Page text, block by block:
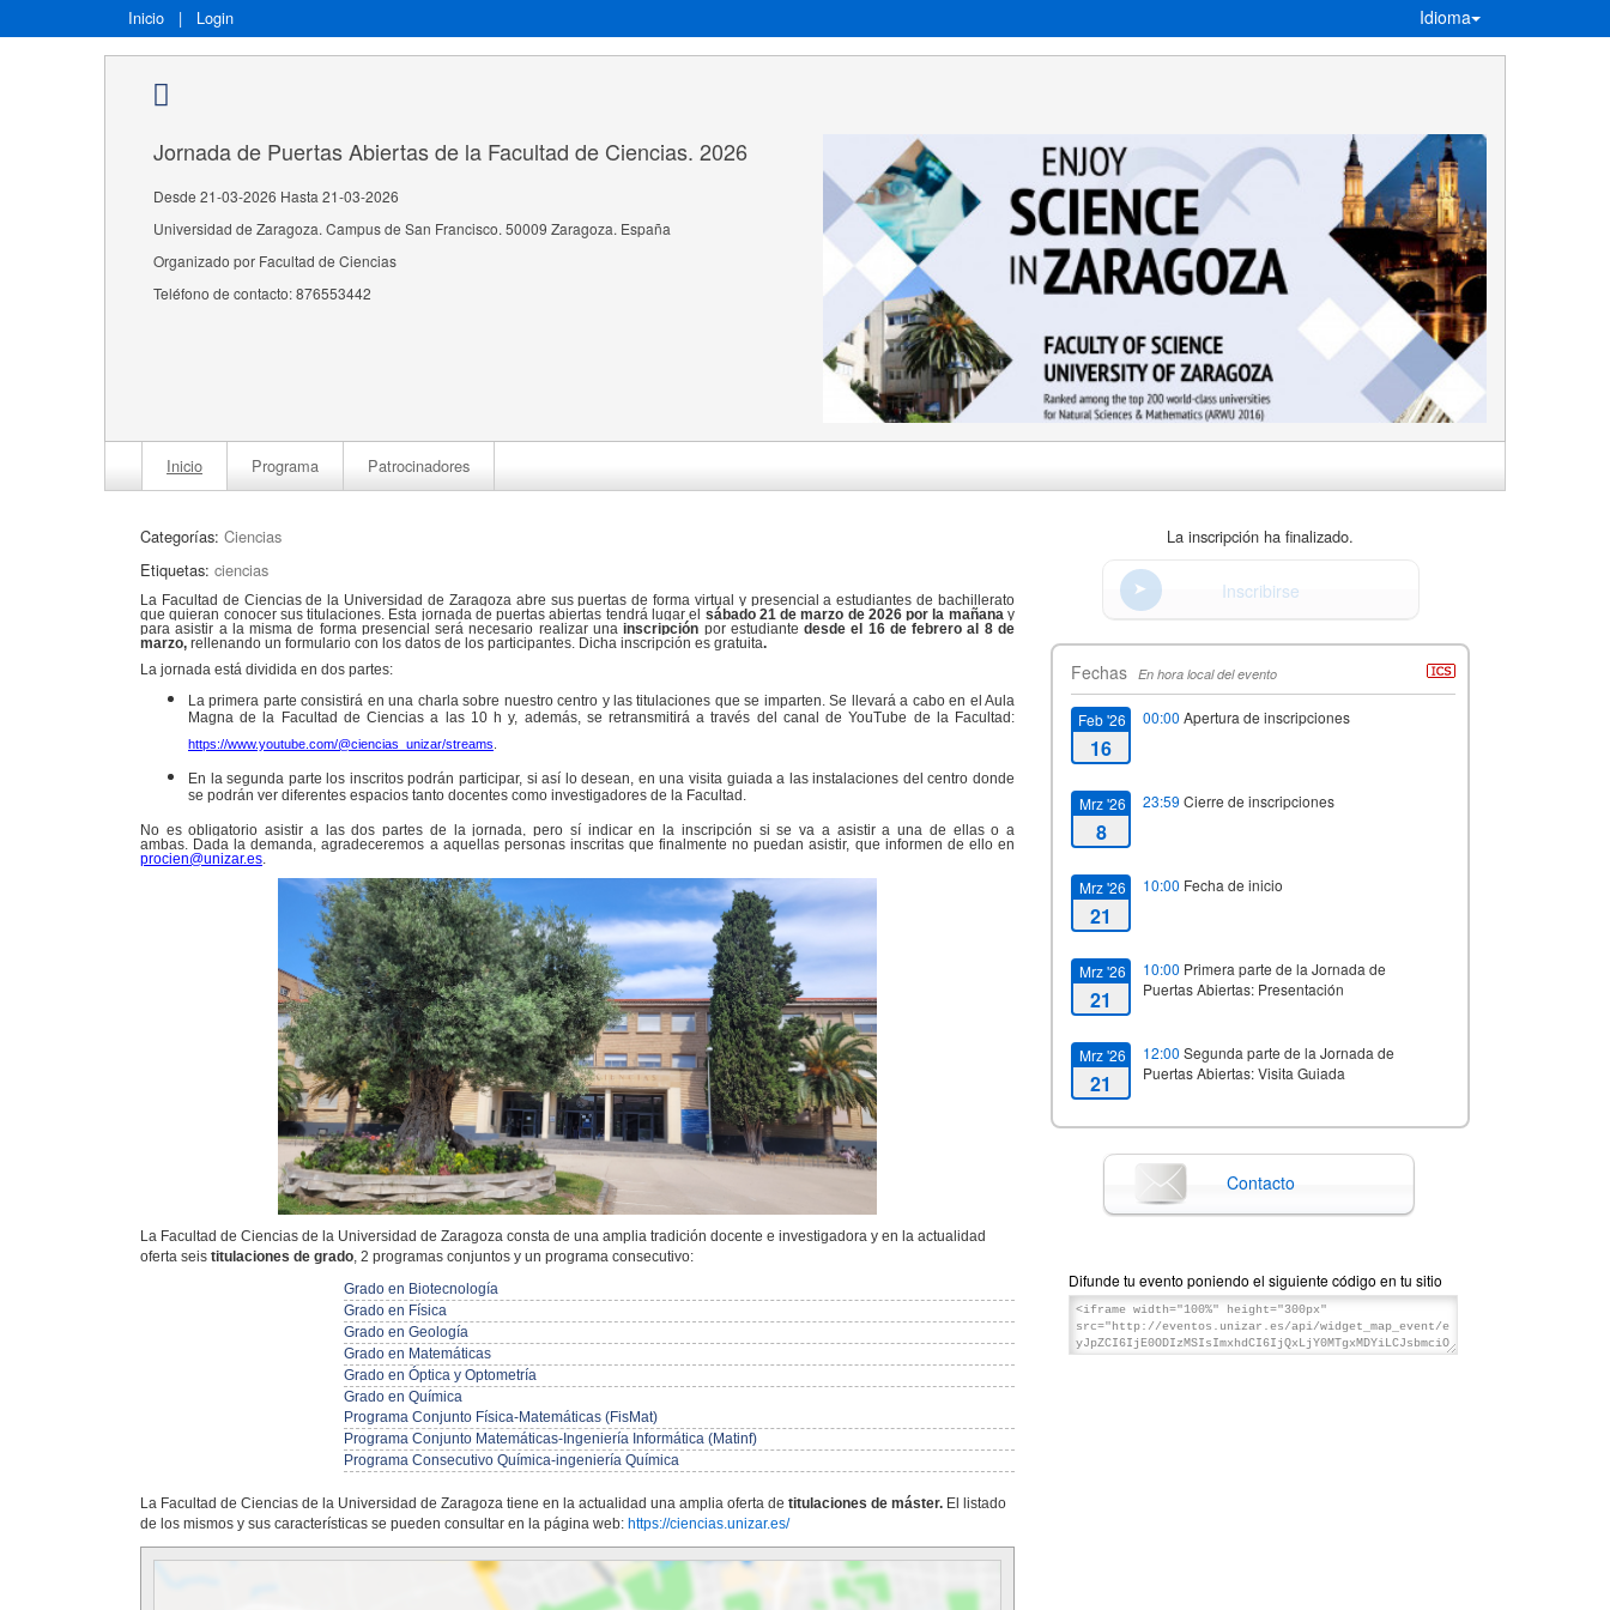
Inicio | Login Idioma
Jornada de Puertas Abiertas de la Facultad de Ciencias. 2026
Desde 21-03-2026 Hasta 21-03-2026
Universidad de Zaragoza. Campus de San Francisco. 50009 Zaragoza. España
Organizado por Facultad de Ciencias
Teléfono de contacto: 876553442
Inicio Programa Patrocinadores
Categorías: Ciencias
Etiquetas: ciencias
La Facultad de Ciencias de la Universidad de Zaragoza abre sus puertas de forma virtual y presencial a estudiantes de bachillerato
que quieran conocer sus titulaciones. Esta jornada de puertas abiertas tendrá lugar el sábado 21 de marzo de 2026 por la mañanay
para asistir a la misma de forma presencial será necesario realizar una inscripción por estudiantedesde el 16 de febrero al 8 de
marzo, rellenando un formulario con los datos de los participantes. Dicha inscripción es gratuita.
La jornada está dividida en dos partes:
La primera parte consistirá en una charla sobre nuestro centro y las titulaciones que se imparten. Se llevará a cabo en el Aula
Magna de la Facultad de Ciencias a las 10 h y, además, se retransmitirá a través del canal de YouTube de la Facultad:
https://www.youtube.com/@ciencias_unizar/streams
En la segunda parte los inscritos podrán participar, si así lo desean, en una visita guiada a las instalaciones del centro donde
se podrán ver diferentes espacios tanto docentes como investigadores de la Facultad.
No es obligatorio asistir a las dos partes de la jornada, pero sí indicar en la inscripción si se va a asistir a una de ellas o a
ambas. Dada la demanda, agradeceremos a aquellas personas inscritas que finalmente no puedan asistir, que informen de ello en
procien@unizar.es.
La Facultad de Ciencias de la Universidad de Zaragoza consta de una amplia tradición docente e investigadora y en la actualidad
oferta seis titulaciones de grado, 2 programas conjuntos y un programa consecutivo:
Grado en Biotecnología
Grado en Física
Grado en Geología
Grado en Matemáticas
Grado en Óptica y Optometría
Grado en Química
Programa Conjunto Física-Matemáticas (FisMat)
Programa Conjunto Matemáticas-Ingeniería Informática (Matinf)
Programa Consecutivo Química-ingeniería Química
La Facultad de Ciencias de la Universidad de Zaragoza tiene en la actualidad una amplia oferta de titulaciones de máster. El listado
de los mismos y sus características se pueden consultar en la página web: https://ciencias.unizar.es/
La inscripción ha finalizado.
Inscribirse
Fechas En hora local del evento
Feb '26
16
00:00 Apertura de inscripciones
Mrz '26
8
23:59 Cierre de inscripciones
Mrz '26
21
10:00 Fecha de inicio
Mrz '26
21
10:00 Primera parte de la Jornada de
Puertas Abiertas: Presentación
Mrz '26
21
12:00 Segunda parte de la Jornada de
Puertas Abiertas: Visita Guiada
21
Contacto
Difunde tu evento poniendo el siguiente código en tu sitio